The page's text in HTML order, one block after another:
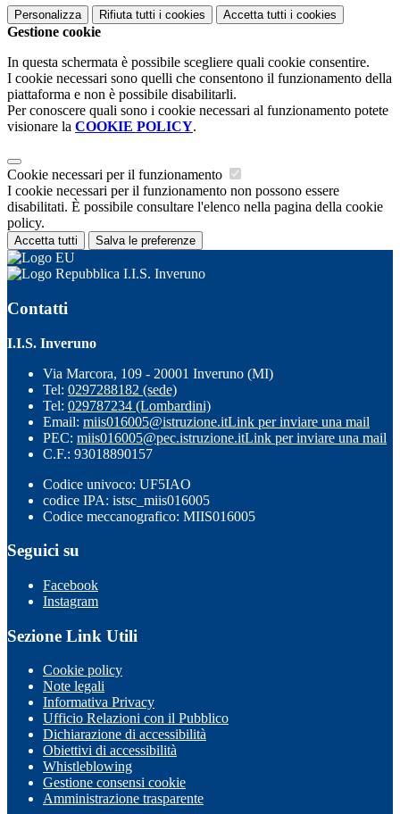
Personalizza Rifiuta tutti i cookies Accetta tutti i cookies
Gestione cookie
In questa schermata è possibile scegliere quali cookie consentire.
I cookie necessari sono quelli che consentono il funzionamento della
piattaforma e non è possibile disabilitarli.
Per conoscere quali sono i cookie necessari al funzionamento potete
visionare la COOKIE POLICY.
Cookie necessari per il funzionamento
I cookie necessari per il funzionamento non possono essere
disabilitati. È possibile consultare l'elenco nella pagina della cookie
policy.
Accetta tutti Salva le preferenze
I.I.S. Inveruno
Contatti
I.I.S. Inveruno
Via Marcora, 109 - 20001 Inveruno (MI)
Tel: 0297288182 (sede)
Tel: 029787234 (Lombardini)
Email: miis016005@istruzione.itLink per inviare una mail
PEC: miis016005@pec.istruzione.itLink per inviare una mail
C.F.: 93018890157
Codice univoco: UF5IAO
codice IPA: istsc_miis016005
Codice meccanografico: MIIS016005
Seguici su
Facebook
Instagram
Sezione Link Utili
Cookie policy
Note legali
Informativa Privacy
Ufficio Relazioni con il Pubblico
Dichiarazione di accessibilità
Obiettivi di accessibilità
Whistleblowing
Gestione consensi cookie
Amministrazione trasparente